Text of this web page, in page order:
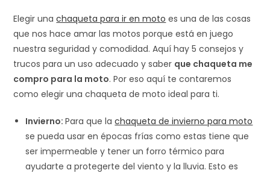
Elegir unachaqueta para ir en moto es una de las cosas
que nos hace amar las motos porque está en juego
nuestra seguridad y comodidad. Aquí hay 5 consejos y
trucos para un uso adecuado y saber que chaqueta me
compro para la moto. Por eso aquí te contaremos
como elegir una chaqueta de moto ideal para ti.
Invierno:Para que lachaqueta de invierno para moto
se pueda usar en épocas frías como estas tiene que
ser impermeable y tener un forro térmico para
ayudarte a protegerte del viento y la lluvia. Esto es